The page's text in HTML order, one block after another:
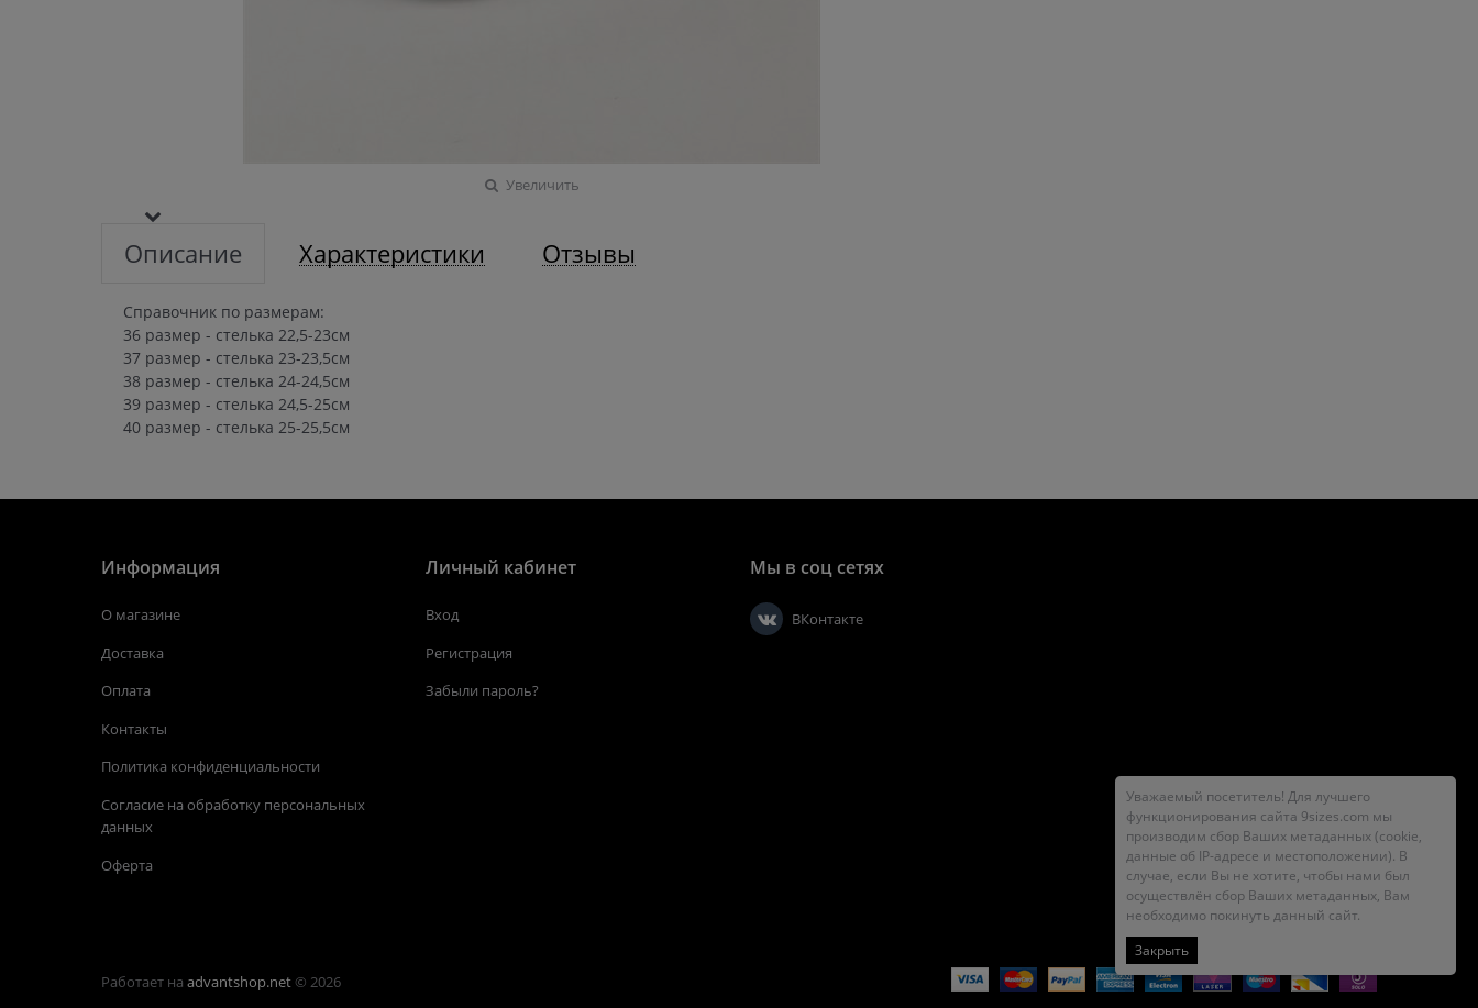
Увеличить
Описание Характеристики Отзывы
Справочник по размерам:
36 размер - стелька 22,5-23см
37 размер - стелька 23-23,5см
38 размер - стелька 24-24,5см
39 размер - стелька 24,5-25см
40 размер - стелька 25-25,5см
Информация
О магазине
Доставка
Оплата
Контакты
Политика конфиденциальности
Согласие на обработку персональных
данных
Оферта
Личный кабинет
Вход
Регистрация
Забыли пароль?
Мы в соц сетях
ВКонтакте
Работает на advantshop.net© 2026
Уважаемый посетитель! Для лучшего
функционирования сайта 9sizes.com мы
производим сбор Ваших метаданных (cookie,
данные об IP-адресе и местоположении). В
случае, если Вы не хотите, чтобы нами был
осуществлён сбор Ваших метаданных, Вам
необходимо покинуть данный сайт.
Закрыть